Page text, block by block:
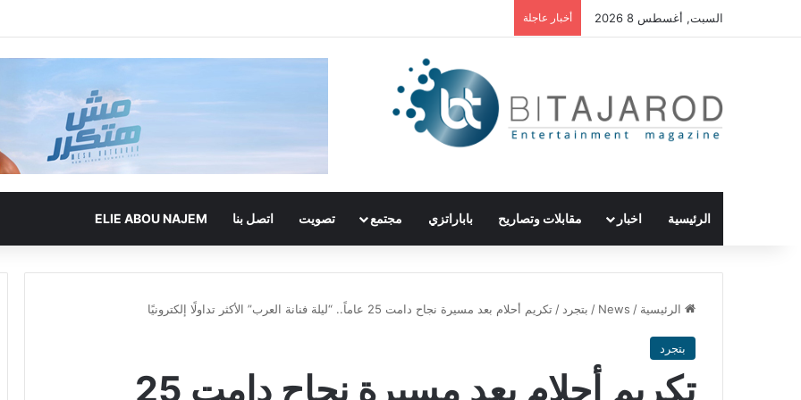
السبت, أغسطس 8 2026 أخبار عاجلة
الرئيسية اخبار مقابلات وتصاريح باباراتزي مجتمع تصويت اتصل بنا ELIE ABOU NAJEM
الرئيسية /
News
/ بتجرد / تكريم أحلام بعد مسيرة نجاح دامت 25 عاماً.. “ليلة فنانة العرب” الأكثر تداولًا إلكترونيًا
بتجرد
تكريم أحلام بعد مسيرة نجاح دامت 25